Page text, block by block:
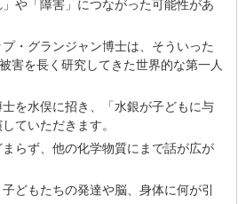
や「障害」につながった可能性があ
・グランジャン博士は、そういった
害を長く研究してきた世界的な第一人
を水俣に招き、「水銀が子どもに与
ていただきます。
らず、他の化学物質にまで話が広が
どもたちの発達や脳、身体に何が引